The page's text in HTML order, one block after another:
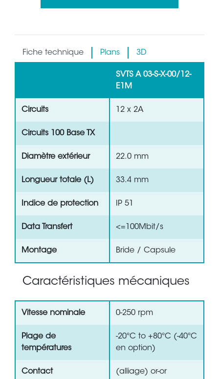
Fiche technique Plans 3D
SVTS A 03-S-X-00/12-
E1M
Circuits 12 x 2A
Circuits 100 Base TX
Diamètre extérieur 22.0 mm
Longueur totale (L) 33.4 mm
Indice de protection IP 51
Data Transfert <=100Mbit/s
Montage Bride / Capsule
Caractéristiques mécaniques
Vitesse nominale 0-250 rpm
Plage de
températures
-20°C to +80°C (-40°C
en option)
Contact (alliage) or-or